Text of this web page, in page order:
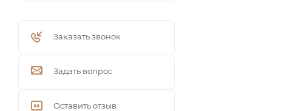
Заказать звонок
Задать вопрос
Оставить отзыв